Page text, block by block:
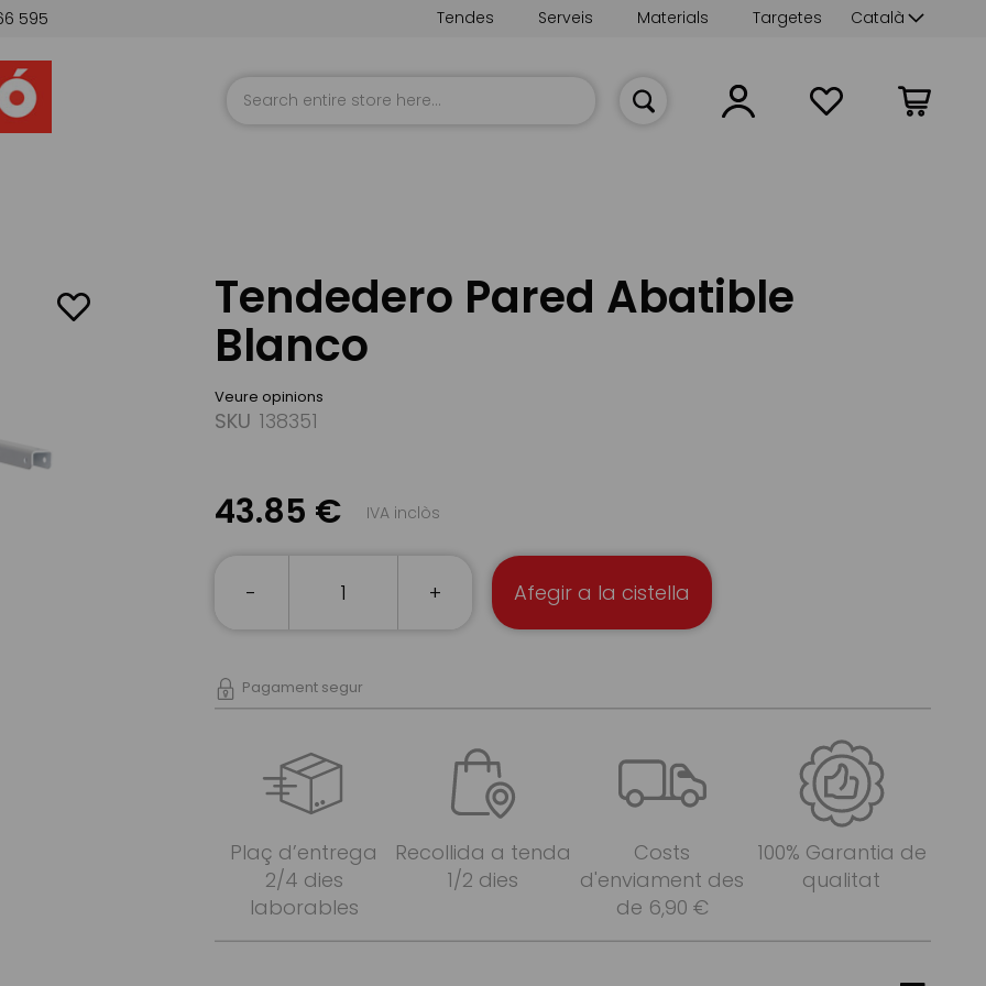
595 Language
Català
Targetes
Materials
Serveis
Tendes
La meva
Tendedero Pared Abatible
Blanco
Veure opinions
SKU 138351
43.85 € IVA inclòs
- + Afegir a la cistella
Pagament segur
Plaç d’entrega
2/4 dies
laborables
Recollida a tenda
1/2 dies
Costs
d'enviament des
de 6,90 €
100% Garantia de
qualitat